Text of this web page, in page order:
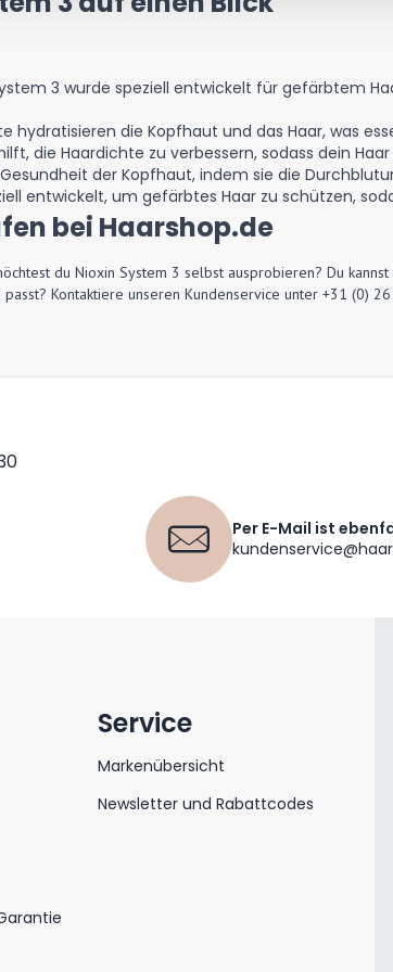
3 wurde speziell entwickelt für gefärbtem
hydratisieren die Kopfhaut und das Haar, was
die Haardichte zu verbessern, sodass dein
der Kopfhaut, indem sie die
entwickelt, um gefärbtes Haar zu schützen,
bei Haarshop.de
du Nioxin System 3 selbst ausprobieren? Du
Kontaktiere unseren Kundenservice unter +31 (0)
Per E-Mail ist
Service
Markenübersicht
Newsletter und Rabattcodes